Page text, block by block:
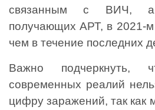
связанным с ВИЧ,
получающих АРТ, в 2021-
чем в течение последних
Важно подчеркнуть,
современных реалий
цифру заражений, так как